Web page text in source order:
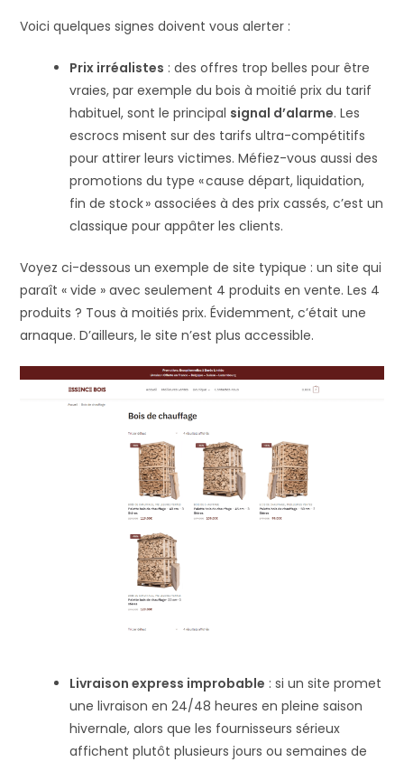
Voici quelques signes doivent vous alerter :
Prix irréalistes : des offres trop belles pour être
vraies, par exemple du bois à moitié prix du tarif
habituel, sont le principal signal d’alarme​. Les
escrocs misent sur des tarifs ultra-compétitifs
pour attirer leurs victimes​. Méfiez-vous aussi des
promotions du type « cause départ, liquidation,
fin de stock » associées à des prix cassés, c’est un
classique pour appâter les clients​.
Voyez ci-dessous un exemple de site typique : un site qui
paraît « vide » avec seulement 4 produits en vente. Les 4
produits ? Tous à moitiés prix. Évidemment, c’était une
arnaque. D’ailleurs, le site n’est plus accessible.
Livraison express improbable : si un site promet
une livraison en 24/48 heures en pleine saison
hivernale, alors que les fournisseurs sérieux
affichent plutôt plusieurs jours ou semaines de